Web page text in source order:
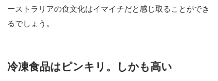
ーストラリアの食文化はイマイチだと感じ取ることができ
るでしょう。
冷凍食品はピンキリ。しかも高い